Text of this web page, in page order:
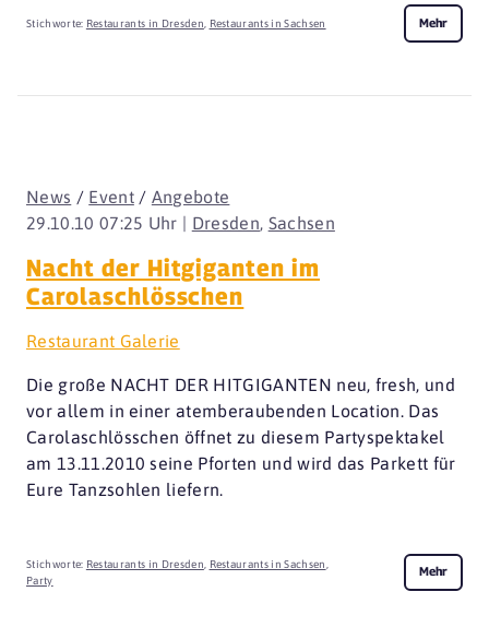
Stichworte: Restaurants in Dresden, Restaurants in Sachsen Mehr
29.10.10 07:25 Uhr | Dresden Sachsen
News / Event/ Angebote
Nacht der Hitgiganten im
Carolaschlösschen
Restaurant Galerie
Die große NACHT DER HITGIGANTEN neu, fresh, und
vor allem in einer atemberaubenden Location. Das
Carolaschlösschen öffnet zu diesem Partyspektakel
am 13.11.2010 seine Pforten und wird das Parkett für
Eure Tanzsohlen liefern.
Stichworte: Restaurants in Dresden, Restaurants in Sachsen,
Party
Mehr